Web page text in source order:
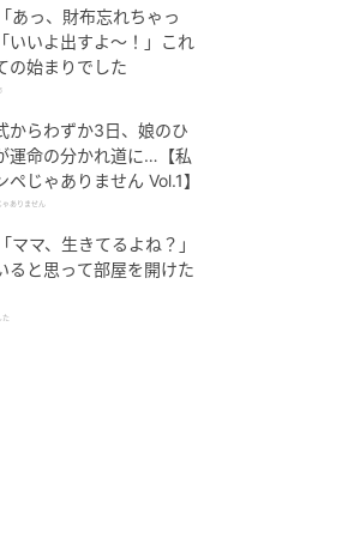
っ、財布忘れちゃっ
いいよ出すよ〜！」これ
の始まりでした
からわずか3日、娘のひ
運命の分かれ道に…【私
ペじゃありません Vol.1】
ありません
マ、生きてるよね？」
ると思って部屋を開けた
た